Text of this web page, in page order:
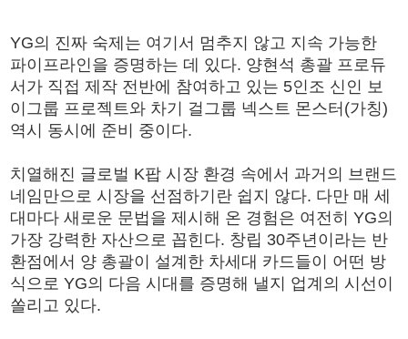
YG의 진짜 숙제는 여기서 멈추지 않고 지속 가능한
파이프라인을 증명하는 데 있다. 양현석 총괄 프로듀
서가 직접 제작 전반에 참여하고 있는 5인조 신인 보
이그룹 프로젝트와 차기 걸그룹 넥스트 몬스터(가칭)
역시 동시에 준비 중이다.
치열해진 글로벌 K팝 시장 환경 속에서 과거의 브랜드
네임만으로 시장을 선점하기란 쉽지 않다. 다만 매 세
대마다 새로운 문법을 제시해 온 경험은 여전히 YG의
가장 강력한 자산으로 꼽힌다. 창립 30주년이라는 반
환점에서 양 총괄이 설계한 차세대 카드들이 어떤 방
식으로 YG의 다음 시대를 증명해 낼지 업계의 시선이
쏠리고 있다.